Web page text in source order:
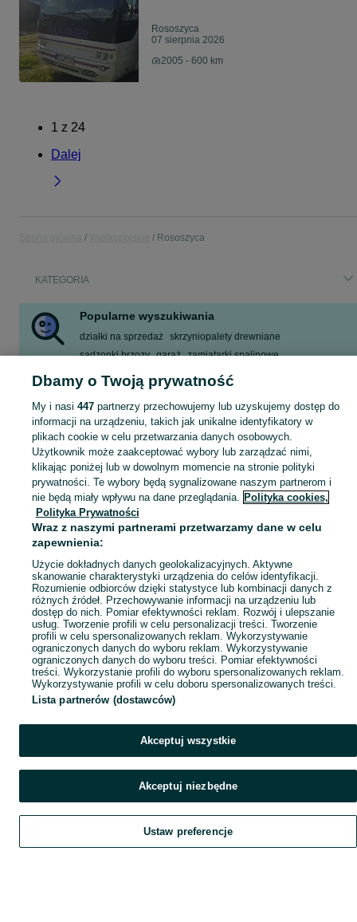
Rososzyca
07 sierpnia 2026
2005 - 600 km
1 z 24
Dalej
Rososzyca
KATEGORIA
Popularne wyszukiwania
działki na sprzedaż skrzyniopalety drewniane
sadzonki brzozy garaż zamiatarki spalinowe
gospodarstwo rolne
nieruchomość
Skorzystaj z największego serwisu ogłoszeniowego - Rososzyca i okolice! Kupuj to, czego pragniesz i sprzedawaj to, czego już nie potrzebujesz!
Mapa kategorii
Mapa miejscowości
Mapa ministron
Popularne wyszukiwania
Szukaj Obserwujesz Dodaj Czat Konto
Dbamy o Twoją prywatność
My i nasi 447partnerzy przechowujemy lub uzyskujemy dostęp do
informacji na urządzeniu, takich jak unikalne identyfikatory w
plikach cookie w celu przetwarzania danych osobowych.
Użytkownik może zaakceptować wybory lub zarządzać nimi,
klikając poniżej lub w dowolnym momencie na stronie polityki
prywatności. Te wybory będą sygnalizowane naszym partnerom i
nie będą miały wpływu na dane przeglądania. Polityka cookies,
Polityka Prywatności
Wraz z naszymi partnerami przetwarzamy dane w celu
zapewnienia:
Użycie dokładnych danych geolokalizacyjnych. Aktywne
skanowanie charakterystyki urządzenia do celów identyfikacji.
Rozumienie odbiorców dzięki statystyce lub kombinacji danych z
różnych źródeł. Przechowywanie informacji na urządzeniu lub
dostęp do nich. Pomiar efektywności reklam. Rozwój i ulepszanie
usług. Tworzenie profili w celu personalizacji treści. Tworzenie
profili w celu spersonalizowanych reklam. Wykorzystywanie
ograniczonych danych do wyboru reklam. Wykorzystywanie
ograniczonych danych do wyboru treści. Pomiar efektywności
treści. Wykorzystanie profili do wyboru spersonalizowanych reklam.
Wykorzystywanie profili w celu doboru spersonalizowanych treści.
Lista partnerów (dostawców)
Akceptuj wszystkie
Akceptuj niezbędne
Ustaw preferencje